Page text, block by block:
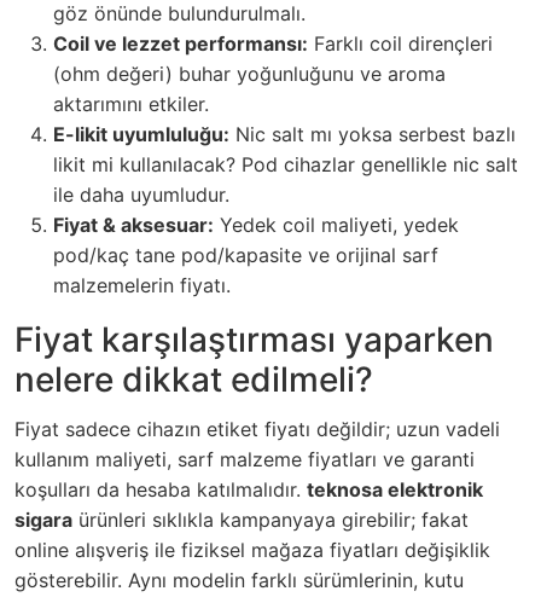
göz önünde bulundurulmalı.
Coil ve lezzet performansı: Farklı coil dirençleri
(ohm değeri) buhar yoğunluğunu ve aroma
aktarımını etkiler.
E-likit uyumluluğu: Nic salt mı yoksa serbest bazlı
likit mi kullanılacak? Pod cihazlar genellikle nic salt
ile daha uyumludur.
Fiyat & aksesuar: Yedek coil maliyeti, yedek
pod/kaç tane pod/kapasite ve orijinal sarf
malzemelerin fiyatı.
Fiyat karşılaştırması yaparken
nelere dikkat edilmeli?
Fiyat sadece cihazın etiket fiyatı değildir; uzun vadeli
kullanım maliyeti, sarf malzeme fiyatları ve garanti
koşulları da hesaba katılmalıdır. teknosa elektronik
sigara ürünleri sıklıkla kampanyaya girebilir; fakat
online alışveriş ile fiziksel mağaza fiyatları değişiklik
gösterebilir. Aynı modelin farklı sürümlerinin, kutu